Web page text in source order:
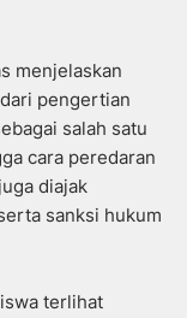
menjelaskan
pengertian
salah satu
cara peredaran
diajak
sanksi hukum
terlihat